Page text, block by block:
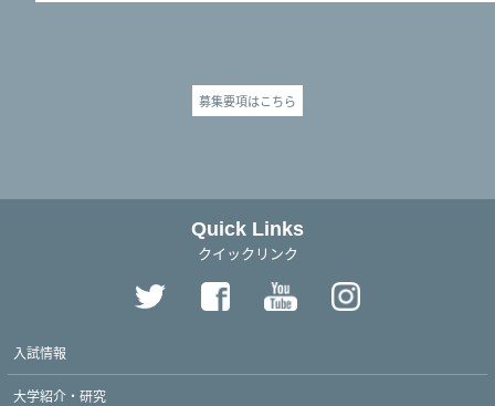
募集要項はこちら
Quick Links
クイックリンク
入試情報
大学紹介・研究